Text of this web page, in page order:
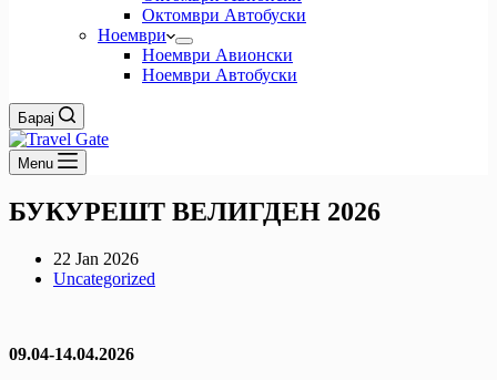
Октомври Автобуски
Ноември
Ноември Авионски
Ноември Автобуски
Барај
Menu
БУКУРЕШТ ВЕЛИГДЕН 2026
22 Jan 2026
Uncategorized
09.04-14.04.2026